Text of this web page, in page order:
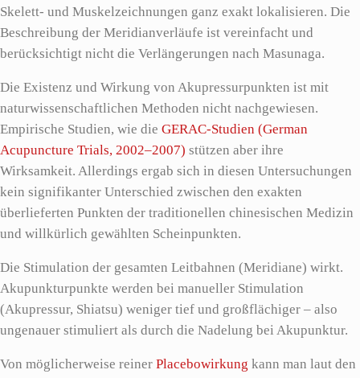
Skelett- und Muskelzeichnungen ganz exakt lokalisieren. Die
Beschreibung der Meridianverläufe ist vereinfacht und
berücksichtigt nicht die Verlängerungen nach Masunaga.
Die Existenz und Wirkung von Akupressurpunkten ist mit
naturwissenschaftlichen Methoden nicht nachgewiesen.
Empirische Studien, wie dieGERAC-Studien (German
Acupuncture Trials, 2002–2007) stützen aber ihre
Wirksamkeit. Allerdings ergab sich in diesen Untersuchungen
kein signifikanter Unterschied zwischen den exakten
überlieferten Punkten der traditionellen chinesischen Medizin
und willkürlich gewählten Scheinpunkten.
Die Stimulation der gesamten Leitbahnen (Meridiane) wirkt.
Akupunkturpunkte werden bei manueller Stimulation
(Akupressur, Shiatsu) weniger tief und großflächiger – also
ungenauer stimuliert als durch die Nadelung bei Akupunktur.
Von möglicherweise reinerPlacebowirkung kann man laut den